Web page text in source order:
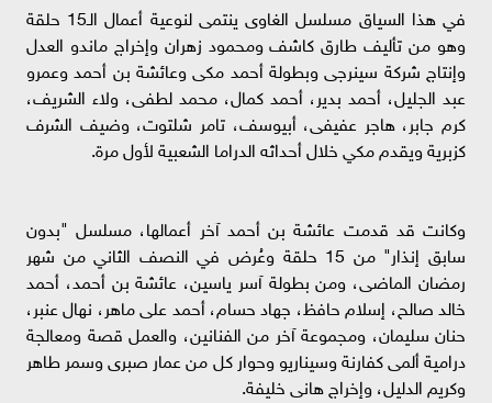
في هذا السياق مسلسل الغاوى ينتمى لنوعية أعمال الـ15 حلقة
وهو من تأليف طارق كاشف ومحمود زهران وإخراج ماندو العدل
وإنتاج شركة سينرجى وبطولة أحمد مكى وعائشة بن أحمد وعمرو
عبد الجليل، أحمد بدير، أحمد كمال، محمد لطفى، ولاء الشريف،
كرم جابر، هاجر عفيفى، أبيوسف، تامر شلتوت، وضيف الشرف
كزبرية ويقدم مكي خلال أحداثه الدراما الشعبية لأول مرة.
وكانت قد قدمت عائشة بن أحمد آخر أعمالها، مسلسل "بدون
سابق إنذار" من 15 حلقة وعُرض في النصف الثاني من شهر
رمضان الماضى، ومن بطولة آسر ياسين، عائشة بن أحمد، أحمد
خالد صالح، إسلام حافظ، جهاد حسام، أحمد على ماهر، نهال عنبر،
حنان سليمان، ومجموعة آخر من الفنانين، والعمل قصة ومعالجة
درامية ألمى كفارنة وسيناريو وحوار كل من عمار صبرى وسمر طاهر
وكريم الدليل، وإخراج هانى خليفة.